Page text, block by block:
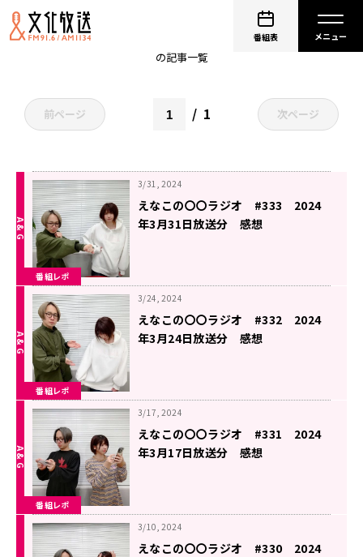
番組表
の記事一覧
前ページ 1 次ページ
番組レポ
3/31, 2024
えなこの〇〇ラジオ #333 2024
年3月31日放送分 感想
番組レポ
3/24, 2024
えなこの〇〇ラジオ #332 2024
年3月24日放送分 感想
番組レポ
3/17, 2024
えなこの〇〇ラジオ #331 2024
年3月17日放送分 感想
3/10, 2024
えなこの〇〇ラジオ #330 2024